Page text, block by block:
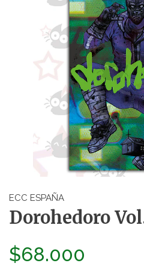
ECC ESPAÑA
Dorohedoro
$68.000